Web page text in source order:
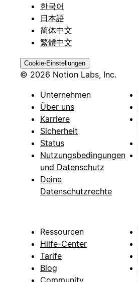
한국어
日本語
简体中文
繁體中文
Cookie-Einstellungen
© 2026 Notion Labs, Inc.
Unternehmen
Über uns
Karriere
Sicherheit
Status
Nutzungsbedingungen
und Datenschutz
Deine
Datenschutzrechte
Ressourcen
Hilfe-Center
Tarife
Blog